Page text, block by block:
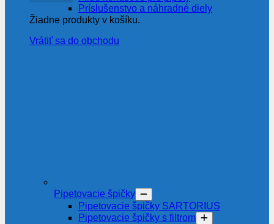
Žiadne produkty v košíku.
Vrátiť sa do obchodu
Príslušenstvo a náhradné diely
Pipetovacie špičky
Pipetovacie špičky SARTORIUS
Pipetovacie špičky s filtrom